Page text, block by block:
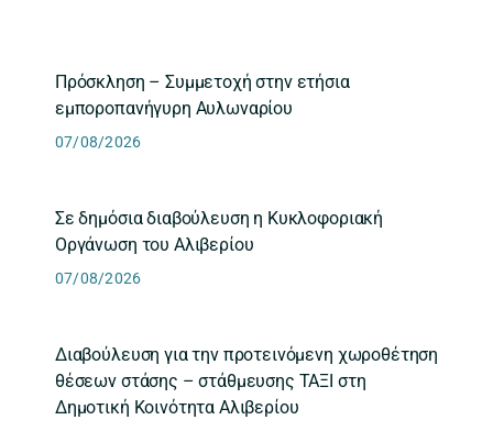
Πρόσκληση – Συμμετοχή στην ετήσια
εμποροπανήγυρη Αυλωναρίου
07/08/2026
Σε δημόσια διαβούλευση η Κυκλοφοριακή
Οργάνωση του Αλιβερίου
07/08/2026
Διαβούλευση για την προτεινόμενη χωροθέτηση
θέσεων στάσης – στάθμευσης ΤΑΞΙ στη
Δημοτική Κοινότητα Αλιβερίου